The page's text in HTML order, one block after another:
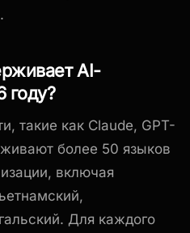
AI-
году?
такие как Claude, GPT-
более 50 языков
включая
Для каждого